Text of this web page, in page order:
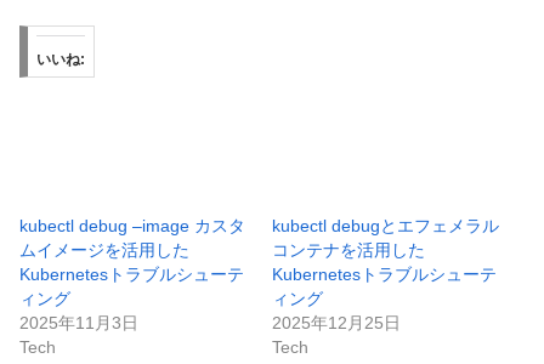
いいね:
kubectl debug –image カスタ
ムイメージを活用した
Kubernetesトラブルシューテ
ィング
2025年11月3日
Tech
kubectl debugとエフェメラル
コンテナを活用した
Kubernetesトラブルシューテ
ィング
2025年12月25日
Tech